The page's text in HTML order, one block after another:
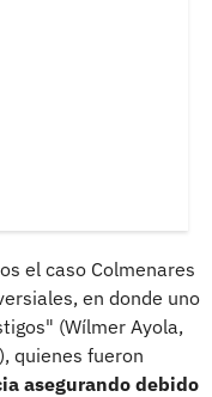
el caso Colmenares
en donde uno
(Wílmer Ayola,
quienes fueron
asegurando debido